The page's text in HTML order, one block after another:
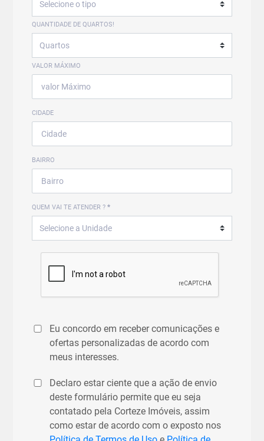
QUANTIDADE DE QUARTOS!
VALOR MÁXIMO
CIDADE
BAIRRO
QUEM VAI TE ATENDER ?*
Eu concordo em receber comunicações e
ofertas personalizadas de acordo com
meus interesses.
Declaro estar ciente que a ação de envio
deste formulário permite que eu seja
contatado pela Corteze Imóveis, assim
como estar de acordo com o exposto nos